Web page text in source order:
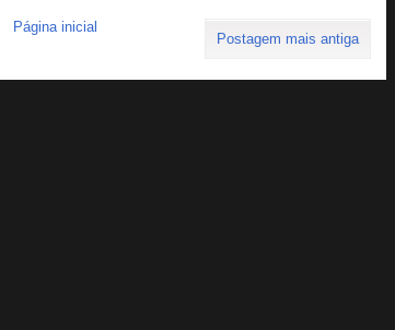
Postagem mais antiga
Página inicial